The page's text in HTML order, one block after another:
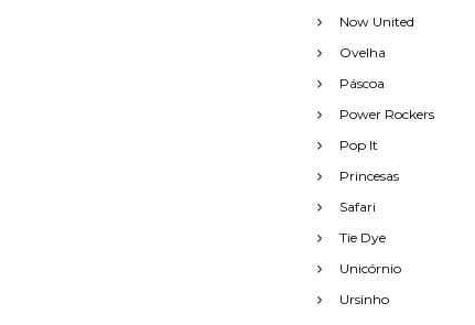
Now United
Ovelha
Páscoa
Power Rockers
Pop It
Princesas
Safari
Tie Dye
Unicórnio
Ursinho